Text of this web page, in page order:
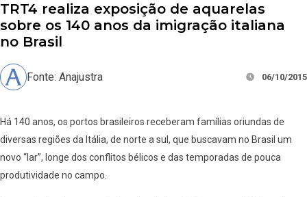
TRT4 realiza exposição de aquarelas
sobre os 140 anos da imigração italiana
no Brasil
Fonte: Anajustra 06/10/2015
Há 140 anos, os portos brasileiros receberam famílias oriundas de
diversas regiões da Itália, de norte a sul, que buscavam no Brasil um
novo “lar”, longe dos conflitos bélicos e das temporadas de pouca
produtividade no campo.